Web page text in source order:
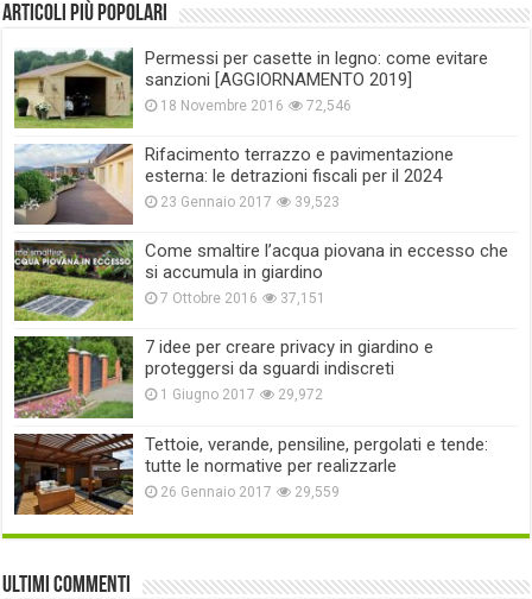
Articoli più popolari
Permessi per casette in legno: come evitare
sanzioni [AGGIORNAMENTO 2019]
18 Novembre 2016 72,546
Rifacimento terrazzo e pavimentazione
esterna: le detrazioni fiscali per il 2024
23 Gennaio 2017 39,523
Come smaltire l’acqua piovana in eccesso che
si accumula in giardino
7 Ottobre 2016 37,151
7 idee per creare privacy in giardino e
proteggersi da sguardi indiscreti
1 Giugno 2017 29,972
Tettoie, verande, pensiline, pergolati e tende:
tutte le normative per realizzarle
26 Gennaio 2017 29,559
Ultimi commenti